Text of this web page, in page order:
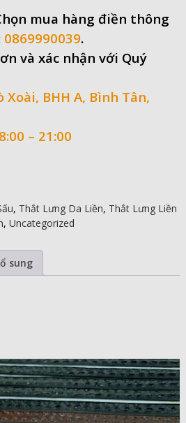
mua hàng điền thông
0869990039.
và xác nhận với Quý
Xoài, BHH A, Bình Tân,
8:00 – 21:00
, Thắt Lưng Da Liền, Thắt Lưng Liền
, Uncategorized
sung